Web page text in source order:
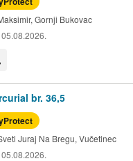
Gornji Bukovac
05.08.2026.
br. 36,5
Juraj Na Bregu, Vučetinec
05.08.2026.